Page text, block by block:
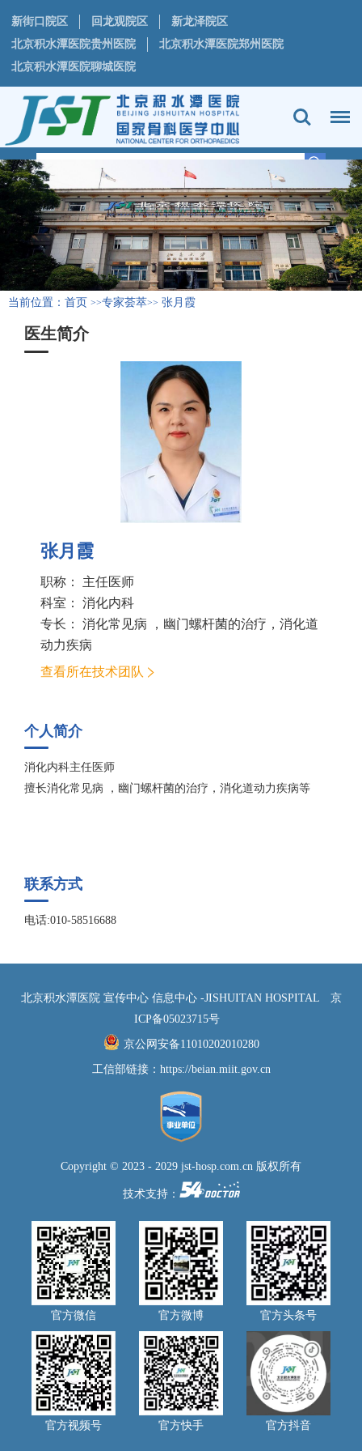
新街口院区 回龙观院区
新龙泽院区
北京积水潭医院贵州医院
北京积水潭医院郑州医院
北京积水潭医院聊城医院
当前位置： 首页 >>专家荟萃>> 张月霞
医生简介
张月霞
职称： 主任医师
科室： 消化内科
专长： 消化常见病 ，幽门螺杆菌的治疗，消化道
动力疾病
查看所在技术团队
个人简介
消化内科主任医师
擅长消化常见病 ，幽门螺杆菌的治疗，消化道动力疾病等
联系方式
电话:010-58516688
北京积水潭医院 宣传中心 信息中心 -JISHUITAN HOSPITAL
京
ICP备05023715号
京公网安备11010202010280
工信部链接： https://beian.miit.gov.cn
Copyright © 2023 - 2029 jst-hosp.com.cn 版权所有
技术支持：
官方微信 官方微博 官方头条号
官方视频号 官方快手 官方抖音